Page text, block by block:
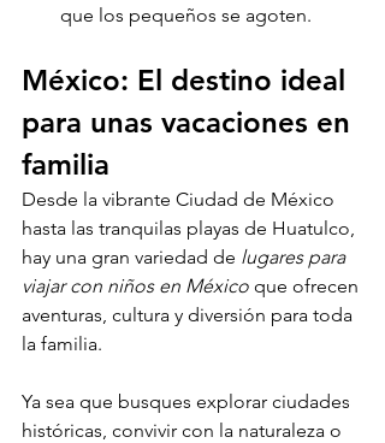
que los pequeños se agoten.
México: El destino ideal
para unas vacaciones en
familia
Desde la vibrante Ciudad de México
hasta las tranquilas playas de Huatulco,
hay una gran variedad de lugares para
viajar con niños en México que ofrecen
aventuras, cultura y diversión para toda
la familia.
Ya sea que busques explorar ciudades
históricas, convivir con la naturaleza o